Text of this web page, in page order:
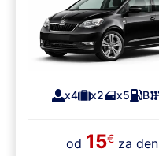
x4 x2 x5 B
od 15€za den